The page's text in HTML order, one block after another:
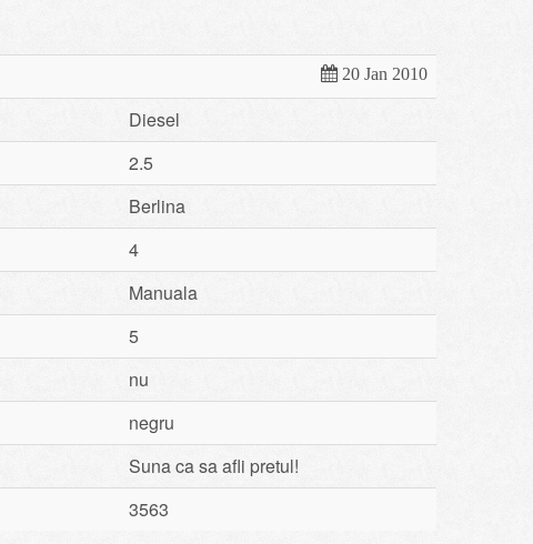
20 Jan 2010
Diesel
2.5
Berlina
4
Manuala
5
nu
negru
Suna ca sa afli pretul!
3563